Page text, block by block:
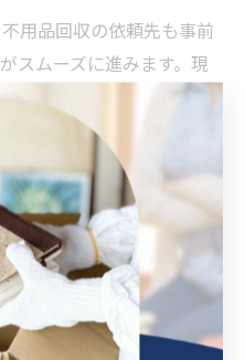
用品回収の依頼先も事前
スムーズに進みます。現
用品をリスト化しておく
ます。
画立案のコツ
するためには、計画的な
囲や必要な時間、片付け
スケジュールを立てるこ
。